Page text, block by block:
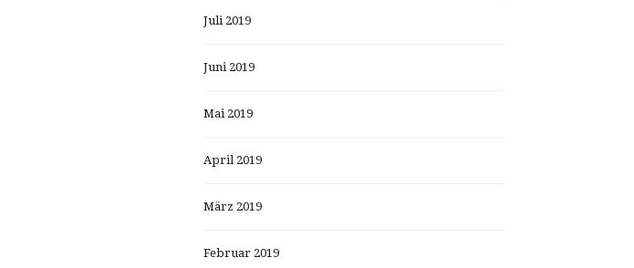
Juli 2019
Juni 2019
Mai 2019
April 2019
März 2019
Februar 2019